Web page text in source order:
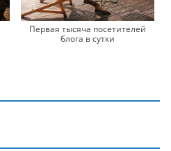
Первая тысяча посетителей
блога в сутки